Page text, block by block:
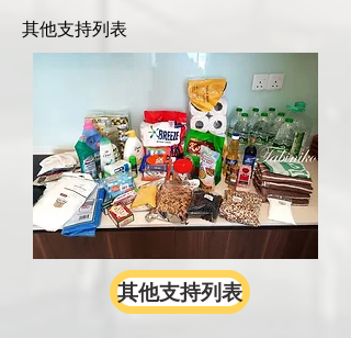
其他支持列表
其他支持列表